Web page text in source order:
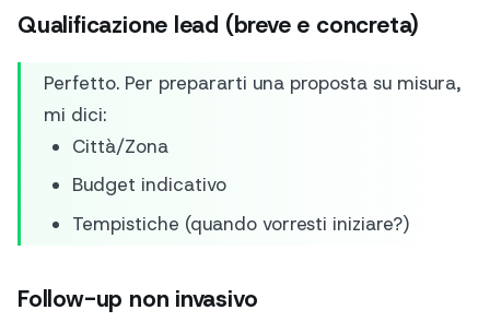
Qualificazione lead (breve e concreta)
Perfetto. Per prepararti una proposta su misura,
mi dici:
Città/Zona
Budget indicativo
Tempistiche (quando vorresti iniziare?)
Follow-up non invasivo